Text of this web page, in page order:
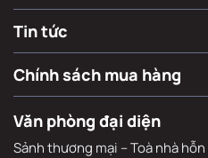
Tin tức
Chính sách mua hàng
Văn phòng đại diện
Sảnh thương mại – Toà nhà